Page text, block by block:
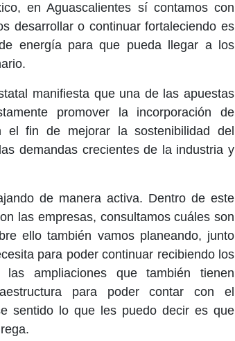
en Aguascalientes sí contamos con
desarrollar o continuar fortaleciendo es
energía para que pueda llegar a los
manifiesta que una de las apuestas
promover la incorporación de
fin de mejorar la sostenibilidad del
demandas crecientes de la industria y
de manera activa. Dentro de este
las empresas, consultamos cuáles son
ello también vamos planeando, junto
para poder continuar recibiendo los
ampliaciones que también tienen
para poder contar con el
sentido lo que les puedo decir es que